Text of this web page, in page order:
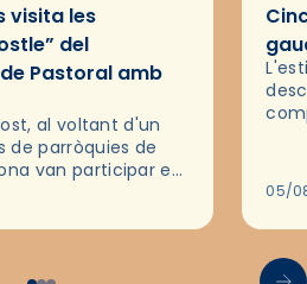
visita les
del
Pastoral amb
al voltant d'un
de parròquies de
van participar en
organitzades
05/